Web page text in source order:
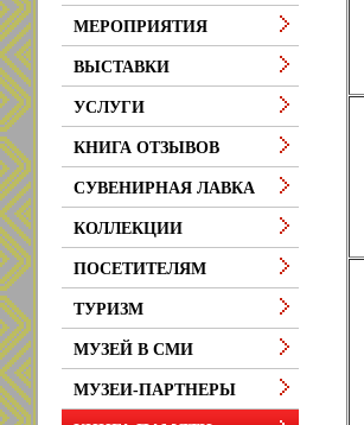
МЕРОПРИЯТИЯ
ВЫСТАВКИ
УСЛУГИ
КНИГА ОТЗЫВОВ
СУВЕНИРНАЯ ЛАВКА
КОЛЛЕКЦИИ
ПОСЕТИТЕЛЯМ
ТУРИЗМ
МУЗЕЙ В СМИ
МУЗЕИ-ПАРТНЕРЫ